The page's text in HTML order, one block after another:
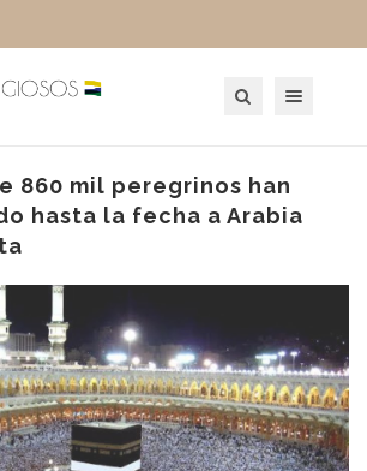
860 mil peregrinos han
hasta la fecha a Arabia